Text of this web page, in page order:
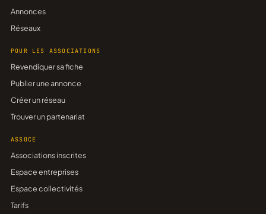
Annonces
Réseaux
POUR LES ASSOCIATIONS
Revendiquer sa fiche
Publier une annonce
Créer un réseau
Trouver un partenariat
ASSOCE
Associations inscrites
Espace entreprises
Espace collectivités
Tarifs